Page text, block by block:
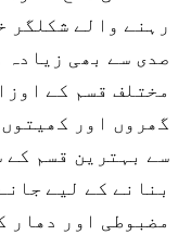
رہنے والے شکلگر
صدی سے بھی زیادہ
مختلف قسم کے
گھروں اور
سے بہترین قسم
بنانے کے لیے
مضبوطی اور دھار